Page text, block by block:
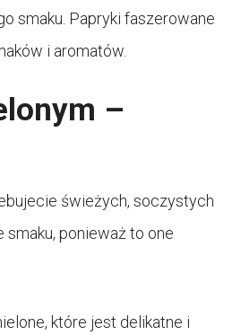
smaku. Papryki faszerowane
i aromatów.
–
świeżych, soczystych
smaku, ponieważ to one
które jest delikatne i